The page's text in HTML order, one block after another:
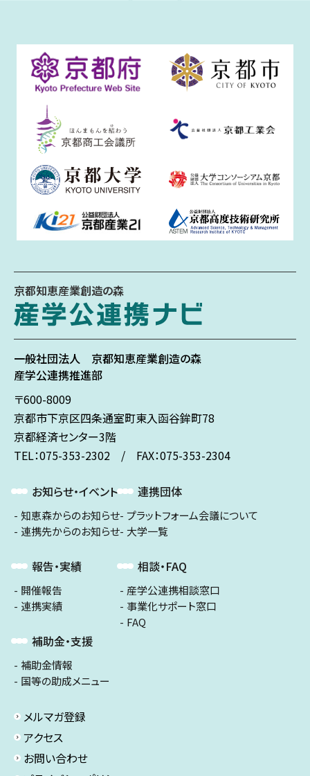
京都知恵産業創造の森
一般社団法人 京都知恵産業創造の森
産学公連携推進部
〒600-8009
京都市下京区四条通室町東入函谷鉾町78
京都経済センター3階
TEL：075-353-2302 / FAX：075-353-2304
お知らせ・イベント
知恵森からのお知らせ
連携先からのお知らせ
報告・実績
開催報告
連携実績
補助金・支援
補助金情報
国等の助成メニュー
連携団体
プラットフォーム会議について
大学一覧
相談・FAQ
産学公連携相談窓口
事業化サポート窓口
FAQ
メルマガ登録
アクセス
お問い合わせ